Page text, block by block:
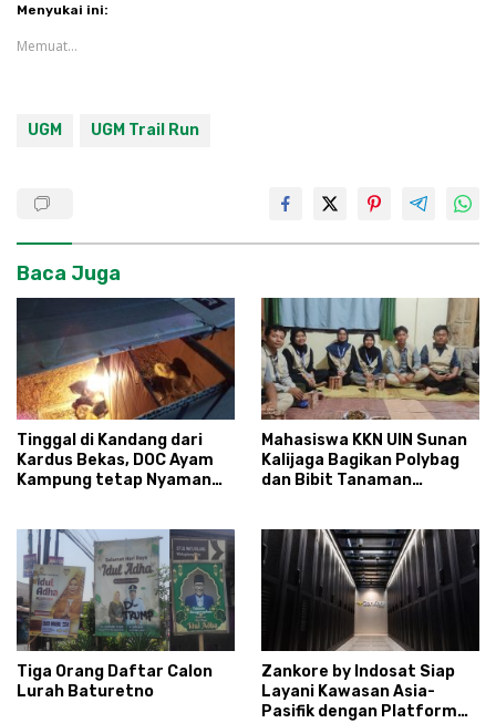
Menyukai ini:
Memuat...
UGM UGM Trail Run
Baca Juga
Tinggal di Kandang dari
Kardus Bekas, DOC Ayam
Kampung tetap Nyaman
Mahasiswa KKN UIN Sunan
Kalijaga Bagikan Polybag
dan Bibit Tanaman
Tiga Orang Daftar Calon
Lurah Baturetno
Zankore by Indosat Siap
Layani Kawasan Asia-
Pasifik dengan Platform